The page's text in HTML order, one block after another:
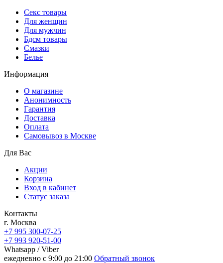
Секс товары
Для женщин
Для мужчин
Бдсм товары
Смазки
Белье
Информация
О магазине
Анонимность
Гарантия
Доставка
Oплата
Самовывоз в Москве
Для Вас
Акции
Корзина
Вход в кабинет
Статус заказа
Контакты
г. Москва
+7 995 300-07-25
+7 993 920-51-00
Whatsapp / Viber
ежедневно с 9:00 до 21:00 Обратный звонок